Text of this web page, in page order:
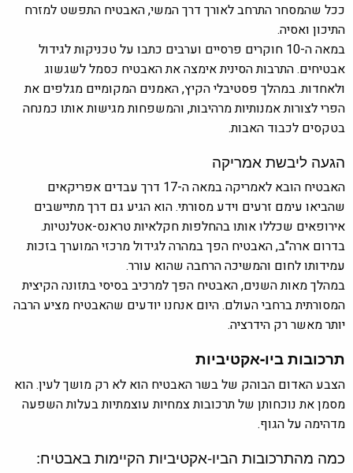
ככל שהמסחר התרחב לאורך דרך המשי, האבטיח התפשט למזרח
התיכון ואסיה.
במאה ה-10 חוקרים פרסיים וערבים כתבו על טכניקות לגידול
אבטיחים. התרבות הסינית אימצה את האבטיח כסמל לשגשוג
ולאחדות. במהלך פסטיבלי הקיץ, האמנים המקומיים מגלפים את
הפרי לצורות אמנותיות מרהיבות, והמשפחות מגישות אותו כמנחה
בטקסים לכבוד האבות.
הגעה ליבשת אמריקה
האבטיח הובא לאמריקה במאה ה-17 דרך עבדים אפריקאים
שהביאו עימם זרעים וידע מסורתי. הוא הגיע גם דרך מתיישבים
אירופאים שכללו אותו בהחלפות חקלאיות טראנס-אטלנטיות.
בדרום ארה"ב, האבטיח הפך במהרה לגידול מרכזי המוערך בזכות
עמידותו לחום והמשיכה הרחבה שהוא עורר.
במהלך מאות השנים, האבטיח הפך למרכיב בסיסי בתזונה הקיצית
המסורתית ברחבי העולם. היום אנחנו יודעים שהאבטיח מציע הרבה
יותר מאשר רק הידרציה.
תרכובות ביו-אקטיביות
הצבע האדום הבוהק של בשר האבטיח הוא לא רק מושך לעין. הוא
מסמן את נוכחותן של תרכובות צמחיות עוצמתיות בעלות השפעה
מדהימה על הגוף.
כמה מהתרכובות הביו-אקטיביות הקיימות באבטיח: